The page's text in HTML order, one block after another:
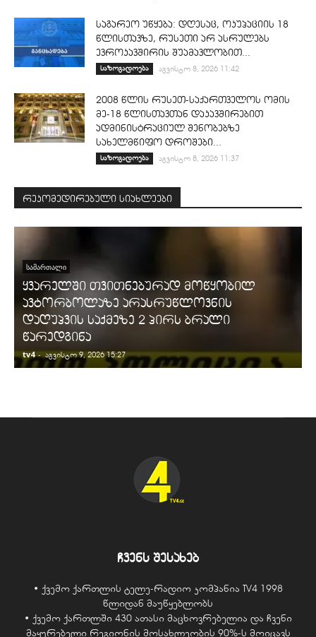
საგარეო უწყება: დღესაც, ოკუპაციის 18
წლისთავზე, რუსეთი არ ასრულებს
ევროკავშირის შუამავლობით...
საზოგადოება აგვისტო 8, 2026 11:42
2008 წლის რუსეთ-საქართველოს ომის
მე-18 წლისთავთან დაკავშირებით
ადმინისტრაციულ შენობებზე
სახელმწიფო დროშები...
საზოგადოება აგვისტო 8, 2026 11:37
რეკომედირებული სიახლეები
ᲡᲐᲛᲐᲠᲗᲐᲚᲘ
ყვარელში თვითნებურად მოწყობილ
ავტორბოლაზე არასრუწლოვნის
დაღუპვის საქმეზე 2 პირს ბრალი
წარედგინა
tv4 - აგვისტო 9, 2026 15:27
ჩვენს შესახებ
• ქვემო ქართლის ტელე-რადიო კომპანია TV4 1998
წლიდან მაუწყებლობს
• ქვემო ქართლში 430 ათასი მაცხოვრებელია და ჩვენი
მაყურებელი რეგიონის მოსახლეობის 90%-ს მოიცავს